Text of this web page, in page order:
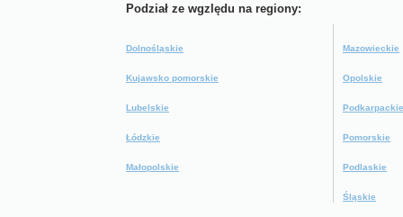
Podział ze wgzlędu na regiony:
Dolnośląskie
Kujawsko pomorskie
Lubelskie
Łódzkie
Małopolskie
Mazowieckie
Opolskie
Podkarpackie
Pomorskie
Podlaskie
Śląskie